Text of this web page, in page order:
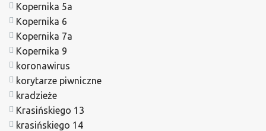
Kopernika 5a
Kopernika 6
Kopernika 7a
Kopernika 9
koronawirus
korytarze piwniczne
kradzieże
Krasińskiego 13
krasińskiego 14